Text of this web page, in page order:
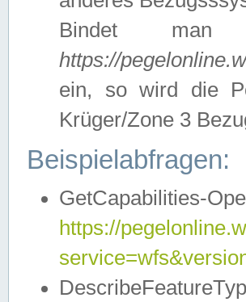
Bindet man
https://
ein, so wird die
Krüger/Zone 3
Beispielabfragen:
GetCapabilities-
https://